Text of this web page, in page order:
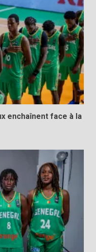
enchaînent face à la